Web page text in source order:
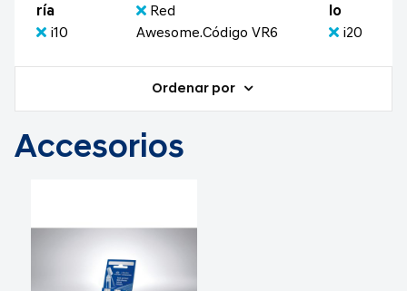
ría
i10
Red
Awesome.Código VR6
lo
i20
Ordenar por
Accesorios